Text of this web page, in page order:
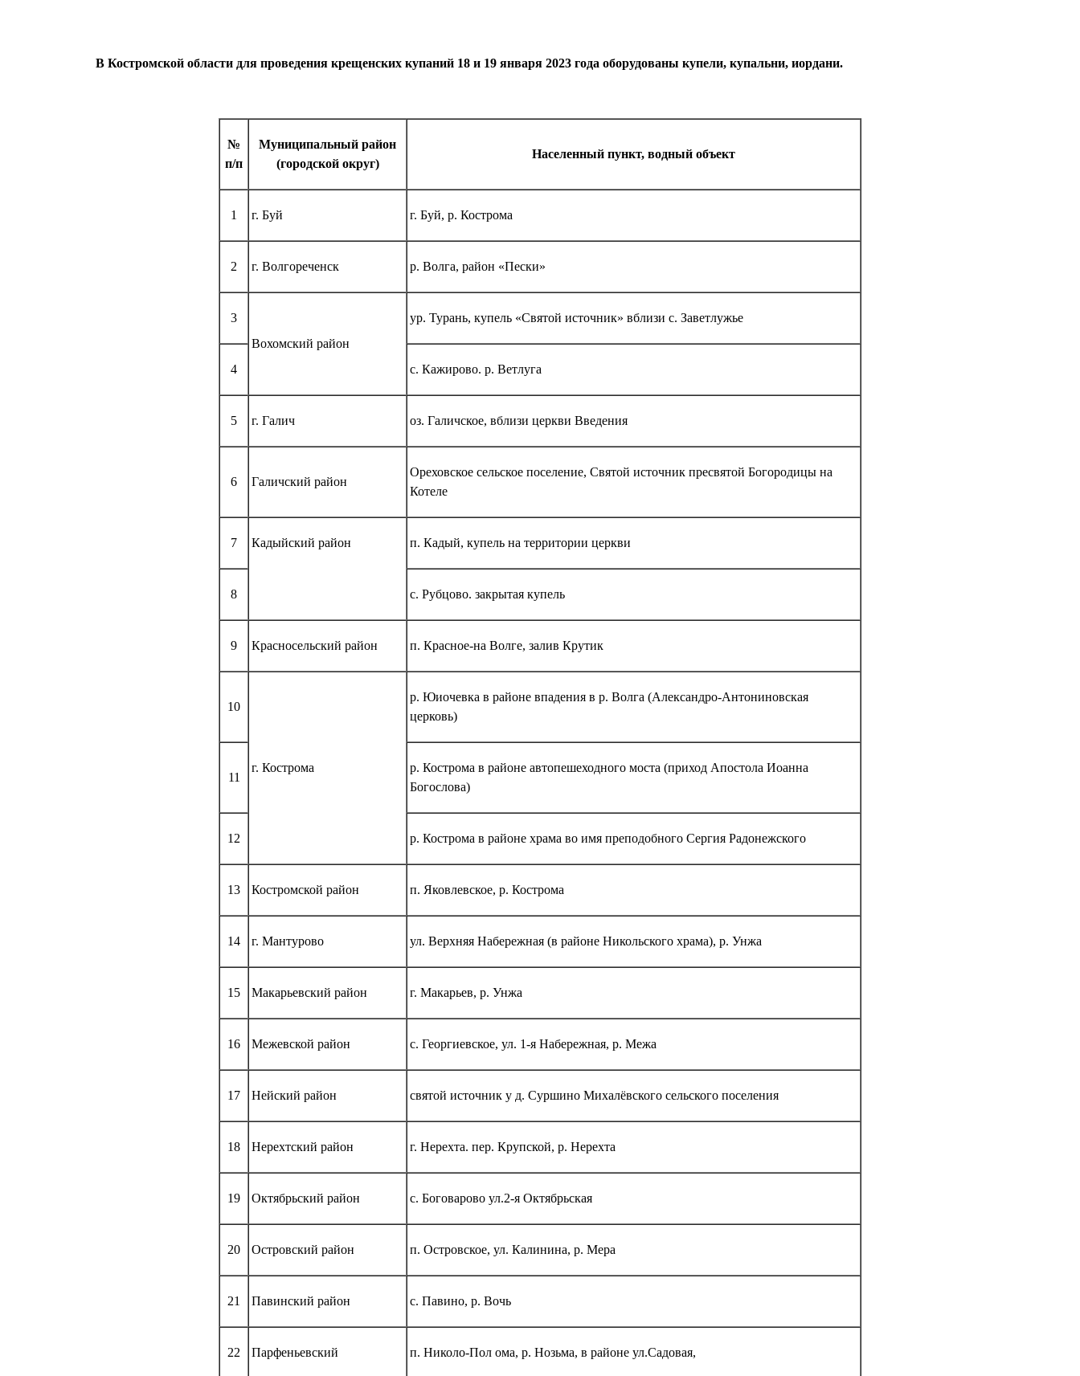
В Костромской области для проведения крещенских купаний 18 и 19 января 2023 года оборудованы купели, купальни, иордани.
№
п/п
Муниципальный район
(городской округ)
Населенный пункт, водный объект
1 г. Буй г. Буй, р. Кострома
2 г. Волгореченск р. Волга, район «Пески»
3
Вохомский район
ур. Турань, купель «Святой источник» вблизи с. Заветлужье
4 с. Кажирово. р. Ветлуга
5 г. Галич оз. Галичское, вблизи церкви Введения
6 Галичский район
Ореховское сельское поселение, Святой источник пресвятой Богородицы на
Котеле
7 Кадыйский район п. Кадый, купель на территории церкви
8 с. Рубцово. закрытая купель
9 Красносельский район п. Красное-на Волге, залив Крутик
10
г. Кострома
р. Юиочевка в районе впадения в р. Волга (Александро-Антониновская
церковь)
11
р. Кострома в районе автопешеходного моста (приход Апостола Иоанна
Богослова)
12 р. Кострома в районе храма во имя преподобного Сергия Радонежского
13 Костромской район п. Яковлевское, р. Кострома
14 г. Мантурово ул. Верхняя Набережная (в районе Никольского храма), р. Унжа
15 Макарьевский район г. Макарьев, р. Унжа
16 Межевской район с. Георгиевское, ул. 1-я Набережная, р. Межа
17 Нейский район святой источник у д. Суршино Михалёвского сельского поселения
18 Нерехтский район г. Нерехта. пер. Крупской, р. Нерехта
19 Октябрьский район с. Боговарово ул.2-я Октябрьская
20 Островский район п. Островское, ул. Калинина, р. Мера
21 Павинский район с. Павино, р. Вочь
22 Парфеньевский п. Николо-Пол ома, р. Нозьма, в районе ул.Садовая,